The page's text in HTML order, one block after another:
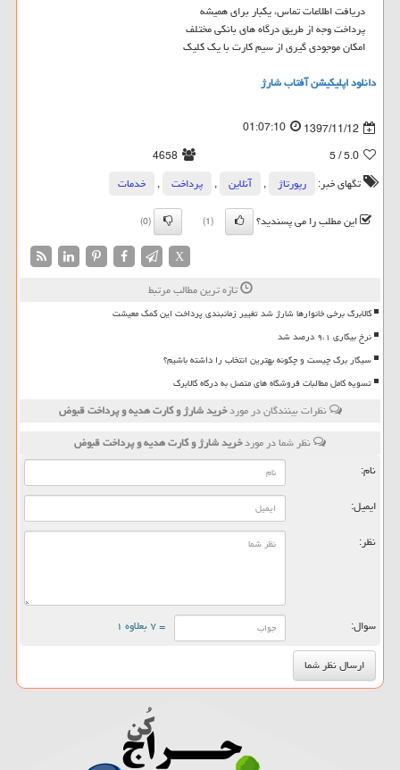
دریافت اطلاعات تماس، یکبار برای همیشه
پرداخت وجه از طریق درگاه های بانکی مختلف
امکان موجودی گیری از سیم کارت با یک کلیک
دانلود اپلیکیشن آفتاب شارژ
1397/11/12
01:07:10
5.0
/ 5
4658
تگهای خبر:
رپورتاژ , آنلاین , پرداخت ,
خدمات
این مطلب را می پسندید؟
(1)
(0)
X
تازه ترین مطالب مرتبط
کالابرگ برخی خانوارها شارژ شد تغییر زمانبندی پرداخت این کمک معیشت
نرخ بیکاری ۹،۱ درصد شد
سیگار برگ چیست و چگونه بهترین انتخاب را داشته باشیم؟
تسویه کامل مطالبات فروشگاه های متصل به درگاه کالابرگ
نظرات بینندگان در موردخرید شارژ و كارت هدیه و پرداخت قبوض
نظر شما در موردخرید شارژ و كارت هدیه و پرداخت قبوض
نام:
ایمیل:
نظر:
سوال: = ۷ بعلاوه ۱